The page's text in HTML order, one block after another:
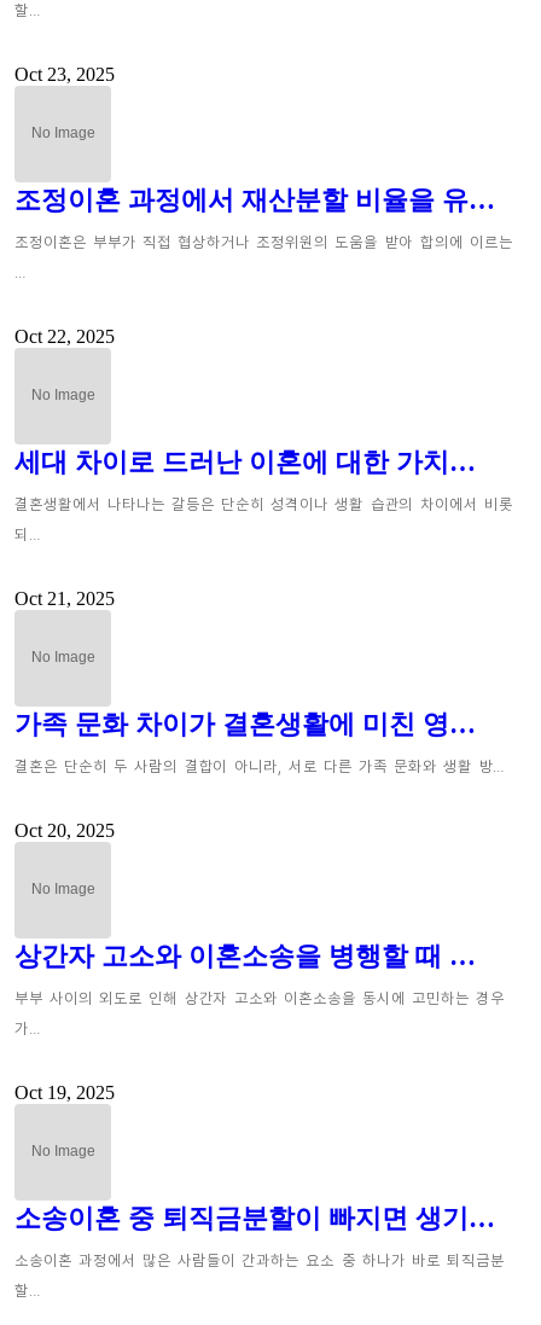
할…
Oct 23, 2025
조정이혼 과정에서 재산분할 비율을 유…
조정이혼은 부부가 직접 협상하거나 조정위원의 도움을 받아 합의에 이르는
…
Oct 22, 2025
세대 차이로 드러난 이혼에 대한 가치…
결혼생활에서 나타나는 갈등은 단순히 성격이나 생활 습관의 차이에서 비롯
되…
Oct 21, 2025
가족 문화 차이가 결혼생활에 미친 영…
결혼은 단순히 두 사람의 결합이 아니라, 서로 다른 가족 문화와 생활 방…
Oct 20, 2025
상간자 고소와 이혼소송을 병행할 때 …
부부 사이의 외도로 인해 상간자 고소와 이혼소송을 동시에 고민하는 경우
가…
Oct 19, 2025
소송이혼 중 퇴직금분할이 빠지면 생기…
소송이혼 과정에서 많은 사람들이 간과하는 요소 중 하나가 바로 퇴직금분
할…